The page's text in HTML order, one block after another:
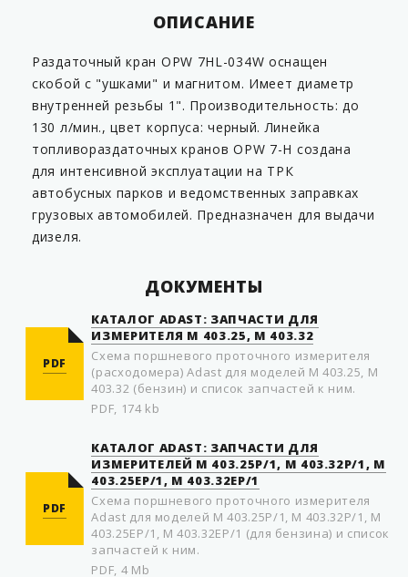
ОПИСАНИЕ
Раздаточный кран OPW 7HL-034W оснащен
скобой с "ушками" и магнитом. Имеет диаметр
внутренней резьбы 1". Производительность: до
130 л/мин., цвет корпуса: черный. Линейка
топливораздаточных кранов OPW 7-H создана
для интенсивной эксплуатации на ТРК
автобусных парков и ведомственных заправках
грузовых автомобилей. Предназначен для выдачи
дизеля.
ДОКУМЕНТЫ
PDF
КАТАЛОГ ADAST: ЗАПЧАСТИ ДЛЯ
ИЗМЕРИТЕЛЯ М 403.25, М 403.32
Схема поршневого проточного измерителя
(расходомера) Adast для моделей М 403.25, М
403.32 (бензин) и список запчастей к ним.
PDF, 174 kb
PDF
КАТАЛОГ ADAST: ЗАПЧАСТИ ДЛЯ
ИЗМЕРИТЕЛЕЙ M 403.25P/1, M 403.32P/1, M
403.25EP/1, M 403.32EP/1
Схема пoршневого прoтoчного измерителя
Adast для моделей M 403.25P/1, M 403.32P/1, M
403.25EP/1, M 403.32EP/1 (для бензина) и список
запчастей к ним.
PDF, 4 Mb